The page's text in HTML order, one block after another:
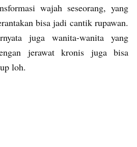
wajah seseorang, yang
bisa jadi cantik rupawan.
juga wanita-wanita yang
jerawat kronis juga bisa
loh.